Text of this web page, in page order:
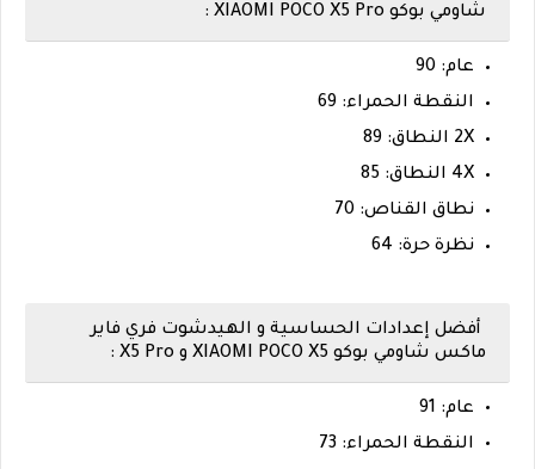
شاومي بوكو XIAOMI POCO X5 Pro :
عام: 90
النقطة الحمراء: 69
2X النطاق: 89
4X النطاق: 85
نطاق القناص: 70
نظرة حرة: 64
أفضل إعدادات الحساسية و الهيدشوت فري فاير
ماكس شاومي بوكو XIAOMI POCO X5 و X5 Pro :
عام: 91
النقطة الحمراء: 73